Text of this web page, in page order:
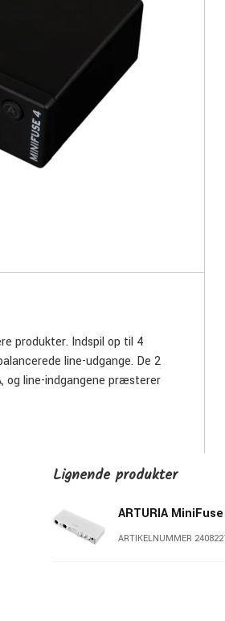
produkter. Indspil op til 4
line-udgange. De 2
og line-indgangene præsterer
du dækket ind uanset hvilke
Lignende produkter
ARTURIA
ARTIKELNUMMER